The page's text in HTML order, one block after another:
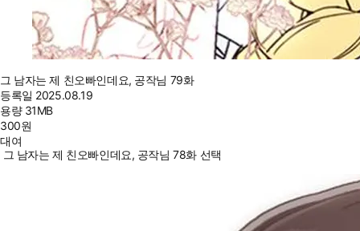
그 남자는 제 친오빠인데요, 공작님 79화
등록일 2025.08.19
용량 31MB
300원
대여
그 남자는 제 친오빠인데요, 공작님 78화 선택